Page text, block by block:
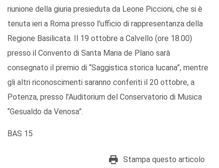
riunione della giuria presieduta da Leone Piccioni, che si è
tenuta ieri a Roma presso l'ufficio di rappresentanza della
Regione Basilicata. Il 19 ottobre a Calvello (ore 18.00)
presso il Convento di Santa Maria de Plano sarà
consegnato il premio di “Saggistica storica lucana”, mentre
gli altri riconoscimenti saranno conferiti il 20 ottobre, a
Potenza, presso l’Auditorium del Conservatorio di Musica
“Gesualdo da Venosa”.
BAS 15
Stampa questo articolo